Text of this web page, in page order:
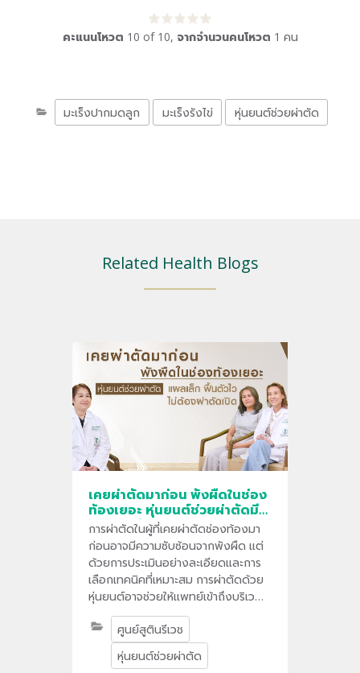
คะแนนโหวต 10 of 10, จากจำนวนคนโหวต 1 คน
มะเร็งปากมดลูก มะเร็งรังไข่ หุ่นยนต์ช่วยผ่าตัด
Related Health Blogs
เคยผ่าตัดมาก่อน พังผืดในช่อง
ท้องเยอะ หุ่นยนต์ช่วยผ่าตัดมี
ประโยชน์อย่างไร
การผ่าตัดในผู้ที่เคยผ่าตัดช่องท้องมา
ก่อนอาจมีความซับซ้อนจากพังผืด แต่
ด้วยการประเมินอย่างละเอียดและการ
เลือกเทคนิคที่เหมาะสม การผ่าตัดด้วย
หุ่นยนต์อาจช่วยให้แพทย์เข้าถึงบริเวณ
ที่ต้องรักษาได้อย่างแม่นยำ พร้อมลด
ขนาดแผลและช่วยให้ผู้ป่วยฟื้นตัวได้เร็ว
ขึ้น โดยไม่จำเป็นต้องผ่าตัดเปิดในผู้
ป่วยบางราย
ศูนย์สูตินรีเวช
หุ่นยนต์ช่วยผ่าตัด